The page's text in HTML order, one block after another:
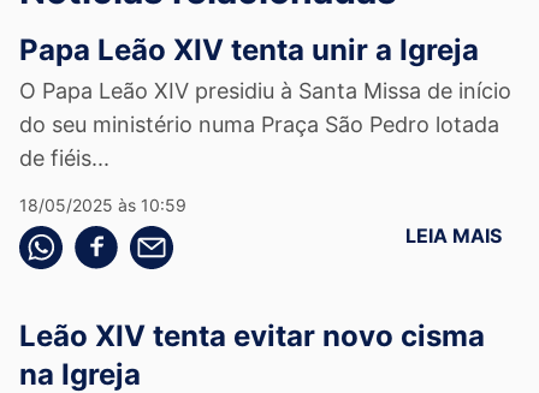
Papa Leão XIV tenta unir a Igreja
O Papa Leão XIV presidiu à Santa Missa de início
do seu ministério numa Praça São Pedro lotada
de fiéis...
18/05/2025 às 10:59
Compartilhe pelo whatsapp
Compartilhar no facebook
Compartilhe pelo email LEIA MAIS
Leão XIV tenta evitar novo cisma
na Igreja